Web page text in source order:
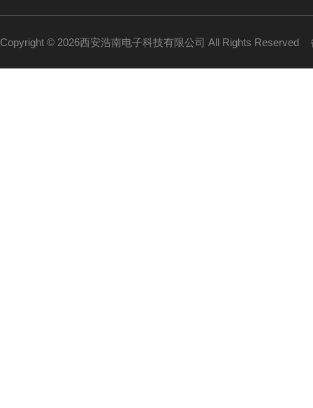
Copyright © 2026西安浩南电子科技有限公司 All Rights Reserved